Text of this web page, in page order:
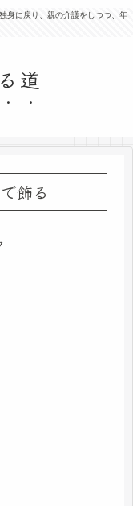
身に戻り、親の介護をしつつ、年
道
飾る